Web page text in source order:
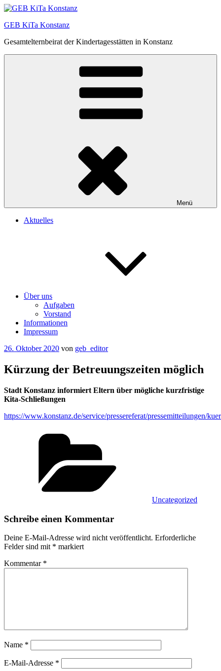
Zum
springen
GEB KiTa Konstanz
Gesamtelternbeirat der Kindertagesstätten in Konstanz
Menü
Aktuelles
Über uns
Aufgaben
Vorstand
Informationen
Impressum
Veröffentlicht
26. Oktober 2020 von geb_editor
Kürzung der Betreuungszeiten möglich
Stadt Konstanz informiert Eltern über mögliche kurzfristige
Kita-Schließungen
https://www.konstanz.de/service/pressereferat/pressemitteilungen/
Uncategorized
Schreibe einen Kommentar
Deine E-Mail-Adresse wird nicht veröffentlicht. Erforderliche
Felder sind mit * markiert
Kommentar *
Name *
E-Mail-Adresse *